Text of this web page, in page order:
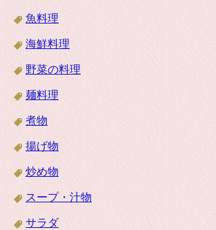
魚料理
海鮮料理
野菜の料理
麺料理
煮物
揚げ物
炒め物
スープ・汁物
サラダ